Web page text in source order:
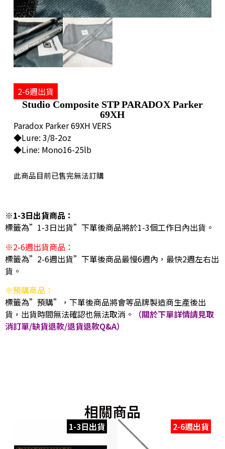
2-6週出貨
Studio Composite STP PARADOX Parker
69XH
Paradox Parker 69XH VERS
◆Lure: 3/8-2oz
◆Line: Mono16-25lb
此商品目前已售完無法訂購
※1-3日出貨商品：
標籤為”1-3日出貨”下單後商品將於1-3個工作日內出貨。
※2-6週出貨商品：
標籤為”2-6週出貨”下單後商品最慢6週內，最快2週左右出
貨。
※預購商品：
標籤為”預購”，下單後商品將會等品牌製造商生產後出
貨，出貨時間無法確認也無法取消。
（關於下單詳情請見取
消訂單/缺貨退款/退貨退款Q&A）
相關商品
1-3日出貨 2-6週出貨